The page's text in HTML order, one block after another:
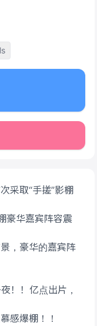
采取“手搓”影棚
豪华嘉宾阵容震
，豪华的嘉宾阵
！！亿点出片，
感爆棚！！